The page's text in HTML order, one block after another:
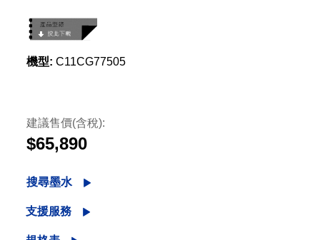
機型: C11CG77505
建議售價(含稅):
$65,890
搜尋墨水
支援服務